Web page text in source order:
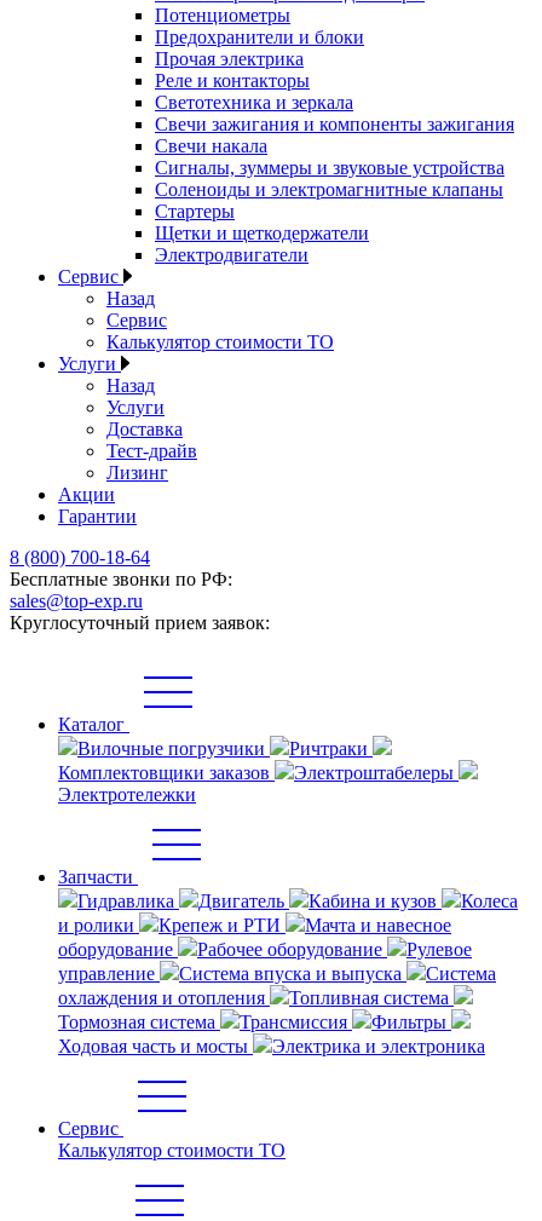
Потенциометры
Предохранители и блоки
Прочая электрика
Реле и контакторы
Светотехника и зеркала
Свечи зажигания и компоненты зажигания
Свечи накала
Сигналы, зуммеры и звуковые устройства
Соленоиды и электромагнитные клапаны
Стартеры
Щетки и щеткодержатели
Электродвигатели
Сервис
Назад
Сервис
Калькулятор стоимости ТО
Услуги
Назад
Услуги
Доставка
Тест-драйв
Лизинг
Акции
Гарантии
8 (800) 700-18-64
Бесплатные звонки по РФ:
sales@top-exp.ru
Круглосуточный прием заявок:
Каталог
Вилочные погрузчики
Ричтраки
Комплектовщики заказов
Электроштабелеры
Электротележки
Запчасти
Гидравлика
Двигатель Кабина и кузов
Колеса
и ролики
Крепеж и РТИ
Мачта и навесное
оборудование
Рабочее оборудование
Рулевое
управление
Система впуска и выпуска
Система
охлаждения и отопления
Топливная система
Тормозная система
Трансмиссия
Фильтры
Ходовая часть и мосты
Электрика и электроника
Сервис
Калькулятор стоимости ТО